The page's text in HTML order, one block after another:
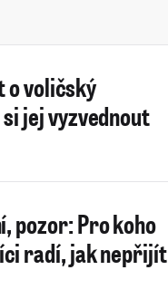
o voličský
jej vyzvednout
pozor: Pro koho
radí, jak nepřijít